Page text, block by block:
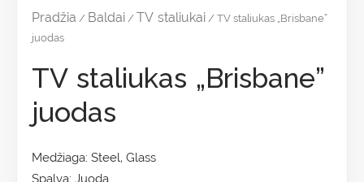
Pradžia / Baldai /TV staliukai / TV staliukas „Brisbane”
juodas
TV staliukas „Brisbane”
juodas
Medžiaga: Steel, Glass
Spalva: Juoda